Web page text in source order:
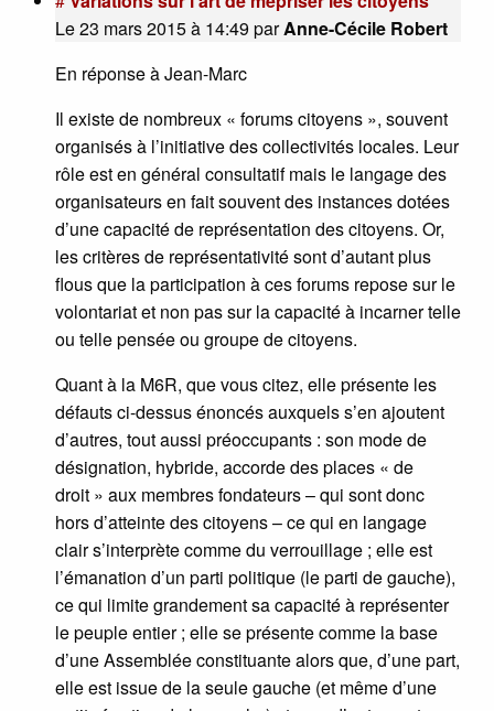
Le 23 mars 2015 à 14:49 parAnne-Cécile Robert
En réponse à Jean-Marc
Il existe de nombreux « forums citoyens », souvent
organisés à l’initiative des collectivités locales. Leur
rôle est en général consultatif mais le langage des
organisateurs en fait souvent des instances dotées
d’une capacité de représentation des citoyens. Or,
les critères de représentativité sont d’autant plus
flous que la participation à ces forums repose sur le
volontariat et non pas sur la capacité à incarner telle
ou telle pensée ou groupe de citoyens.
Quant à la M6R, que vous citez, elle présente les
défauts ci-dessus énoncés auxquels s’en ajoutent
d’autres, tout aussi préoccupants : son mode de
désignation, hybride, accorde des places « de
droit » aux membres fondateurs – qui sont donc
hors d’atteinte des citoyens – ce qui en langage
clair s’interprète comme du verrouillage ; elle est
l’émanation d’un parti politique (le parti de gauche),
ce qui limite grandement sa capacité à représenter
le peuple entier ; elle se présente comme la base
d’une Assemblée constituante alors que, d’une part,
elle est issue de la seule gauche (et même d’une